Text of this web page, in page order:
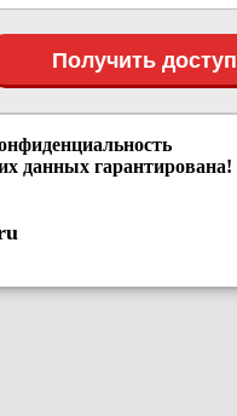
Получить доступ
данных гарантирована!